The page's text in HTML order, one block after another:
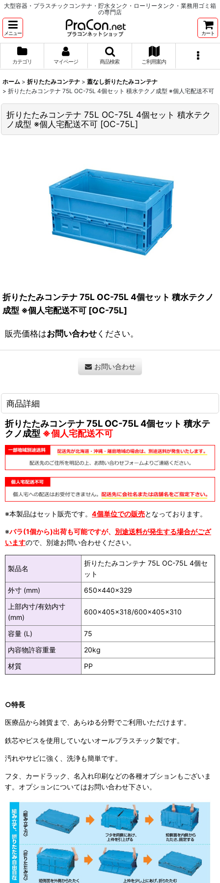
大型容器・プラスチックコンテナ・貯水タンク・ローリータンク・業務用ゴミ箱
の専門店
メニュー カート
カテゴリ マイページ 商品検索 ご利用案内
ホーム > 折りたたみコンテナ > 蓋なし折りたたみコンテナ
> 折りたたみコンテナ 75L OC-75L 4個セット 積水テクノ成型 ※個人宅配送不可
折りたたみコンテナ 75L OC-75L 4個セット 積水テク
ノ成型 ※個人宅配送不可 [OC-75L]
折りたたみコンテナ 75L OC-75L 4個セット 積水テクノ
成型 ※個人宅配送不可 [OC-75L]
販売価格はお問い合わせください。
お問い合わせ
商品詳細
折りたたみコンテナ 75L OC-75L 4個セット 積水テ
クノ成型 ※個人宅配送不可
※本製品はセット販売です。 4個単位での販売となっております。
※バラ(1個から)出荷も可能ですが、 別途送料が発生する場合がござ
いますので、別途お問い合わせください。
製品名
折りたたみコンテナ 75L OC-75L 4個セ
ット
外寸 (mm)
650×440×329
上部内寸/有効内寸
(mm)
600×405×318/600×405×310
容量 (L)
75
内容物許容重量
20kg
材質
PP
○特長
医療品から雑貨まで、あらゆる分野でご利用いただけます。
鉄芯やビスを使用していないオールプラスチック製です。
汚れやサビに強く、洗浄も簡単です。
フタ、カードラック、名入れ印刷などの各種オプションもございま
す。オプションについてはお問い合わせ下さい。